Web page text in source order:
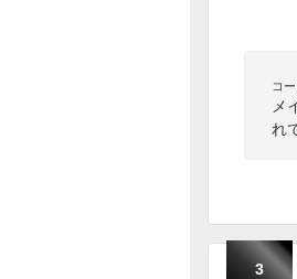
コ
メ
れ
3